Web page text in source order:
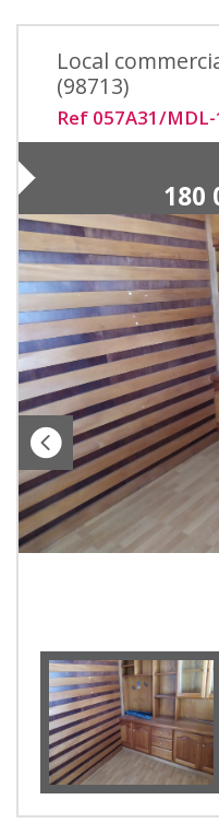
Local
(98713)
Ref 057A31/
180